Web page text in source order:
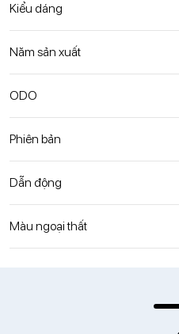
Kiểu dáng
Năm sản xuất
ODO
Phiên bản
Dẫn động
Màu ngoại thất